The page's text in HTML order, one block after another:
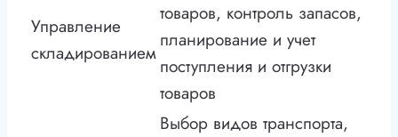
Управление
складированием
товаров, контроль запасов,
планирование и учет
поступления и отгрузки
товаров
Выбор видов транспорта,